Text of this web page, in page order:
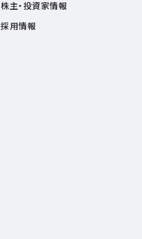
株主・投資家情報
採用情報